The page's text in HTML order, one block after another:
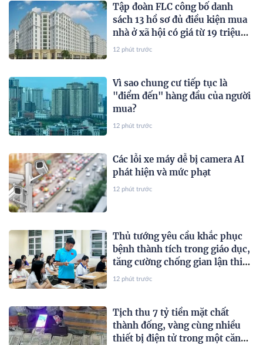
Tập đoàn FLC công bố danh
sách 13 hồ sơ đủ điều kiện mua
nhà ở xã hội có giá từ 19 triệu
đồng/m²
12 phút trước
Vì sao chung cư tiếp tục là
"điểm đến" hàng đầu của người
mua?
12 phút trước
Các lỗi xe máy dễ bị camera AI
phát hiện và mức phạt
12 phút trước
Thủ tướng yêu cầu khắc phục
bệnh thành tích trong giáo dục,
tăng cường chống gian lận thi
cử và lạm thu
12 phút trước
Tịch thu 7 tỷ tiền mặt chất
thành đống, vàng cùng nhiều
thiết bị điện tử trong một căn